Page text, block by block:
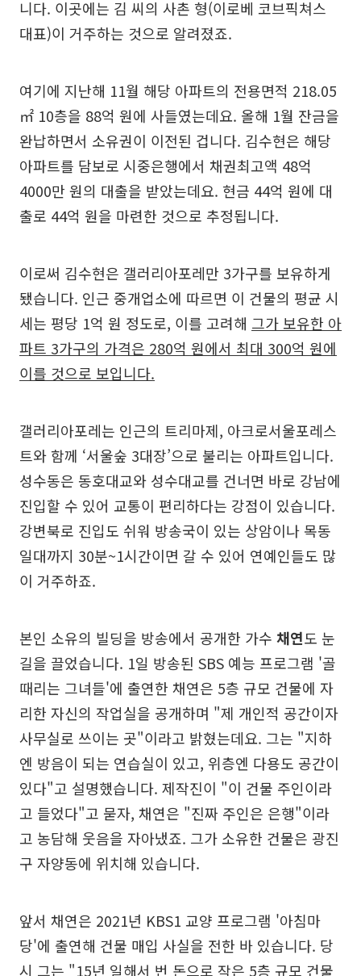
니다. 이곳에는 김 씨의 사촌 형(이로베 코브픽쳐스
대표)이 거주하는 것으로 알려졌죠.
여기에 지난해 11월 해당 아파트의 전용면적 218.05
㎡ 10층을 88억 원에 사들였는데요. 올해 1월 잔금을
완납하면서 소유권이 이전된 겁니다. 김수현은 해당
아파트를 담보로 시중은행에서 채권최고액 48억
4000만 원의 대출을 받았는데요. 현금 44억 원에 대
출로 44억 원을 마련한 것으로 추정됩니다.
이로써 김수현은 갤러리아포레만 3가구를 보유하게
됐습니다. 인근 중개업소에 따르면 이 건물의 평균 시
세는 평당 1억 원 정도로, 이를 고려해 그가 보유한 아
파트 3가구의 가격은 280억 원에서 최대 300억 원에
이를 것으로 보입니다.
갤러리아포레는 인근의 트리마제, 아크로서울포레스
트와 함께 ‘서울숲 3대장’으로 불리는 아파트입니다.
성수동은 동호대교와 성수대교를 건너면 바로 강남에
진입할 수 있어 교통이 편리하다는 강점이 있습니다.
강변북로 진입도 쉬워 방송국이 있는 상암이나 목동
일대까지 30분~1시간이면 갈 수 있어 연예인들도 많
이 거주하죠.
본인 소유의 빌딩을 방송에서 공개한 가수 채연도 눈
길을 끌었습니다. 1일 방송된 SBS 예능 프로그램 '골
때리는 그녀들'에 출연한 채연은 5층 규모 건물에 자
리한 자신의 작업실을 공개하며 "제 개인적 공간이자
사무실로 쓰이는 곳"이라고 밝혔는데요. 그는 "지하
엔 방음이 되는 연습실이 있고, 위층엔 다용도 공간이
있다"고 설명했습니다. 제작진이 "이 건물 주인이라
고 들었다"고 묻자, 채연은 "진짜 주인은 은행"이라
고 농담해 웃음을 자아냈죠. 그가 소유한 건물은 광진
구 자양동에 위치해 있습니다.
앞서 채연은 2021년 KBS1 교양 프로그램 '아침마
당'에 출연해 건물 매입 사실을 전한 바 있습니다. 당
시 그는 "15년 일해서 번 돈으로 작은 5층 규모 건물